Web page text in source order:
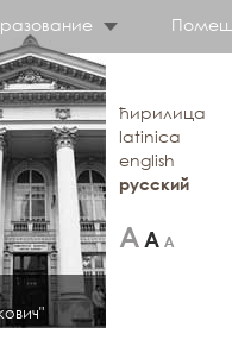
ћирилица
latinica
english
русский